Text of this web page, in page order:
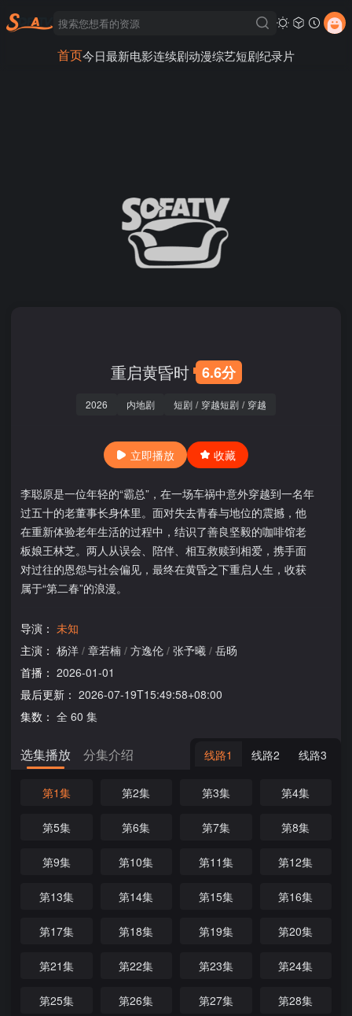
首页今日最新电影连续剧动漫综艺短剧纪录片
重启黄昏时 6.6分
2026 内地剧 短剧 / 穿越短剧 / 穿越
立即播放 收藏
李聪原是一位年轻的“霸总”，在一场车祸中意外穿越到一名年
过五十的老董事长身体里。面对失去青春与地位的震撼，他
在重新体验老年生活的过程中，结识了善良坚毅的咖啡馆老
板娘王林芝。两人从误会、陪伴、相互救赎到相爱，携手面
对过往的恩怨与社会偏见，最终在黄昏之下重启人生，收获
属于“第二春”的浪漫。
导演： 未知
主演： 杨洋 / 章若楠 / 方逸伦 / 张予曦 / 岳旸
首播： 2026-01-01
最后更新： 2026-07-19T15:49:58+08:00
集数： 全 60 集
选集播放 分集介绍 线路1 线路2 线路3
第1集 第2集 第3集 第4集
第5集 第6集 第7集 第8集
第9集 第10集 第11集 第12集
第13集 第14集 第15集 第16集
第17集 第18集 第19集 第20集
第21集 第22集 第23集 第24集
第25集 第26集 第27集 第28集